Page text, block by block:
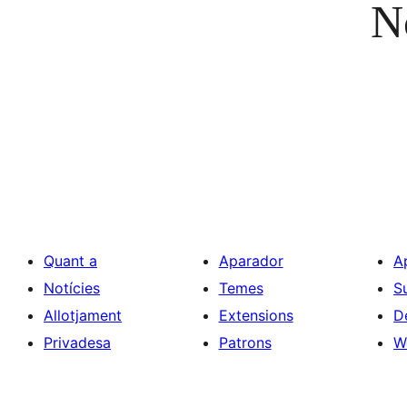
Quant a
Notícies
Allotjament
Privadesa
Aparador
Temes
Extensions
Patrons